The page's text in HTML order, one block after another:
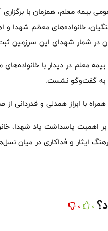
بیمه معلم، همزمان با
خانواده‌های معظم شهدا و
در شمار شهدای این سرزمین
معلم در دیدار با
به گفت‌وگو نشست.
با ابراز همدلی و قدردانی
بر اهمیت پاسداشت یاد شهدا،
ایثار و فداکاری در میان
0
0